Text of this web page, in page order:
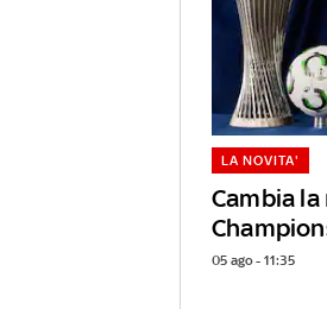
Cambia
LA NOVITA'
05 ago - 11:35